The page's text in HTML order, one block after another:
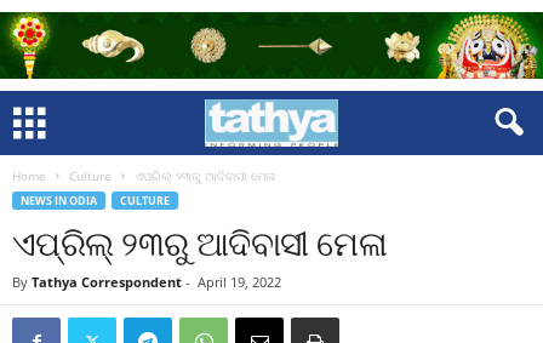
Home Culture ଏପ୍ରିଲ୍‍ ୨୩ରୁ ଆଦିବାସୀ ମେଳା
NEWS IN ODIA CULTURE
ଏପ୍ରିଲ୍‍ ୨୩ରୁ ଆଦିବାସୀ ମେଳା
By Tathya Correspondent - April 19, 2022